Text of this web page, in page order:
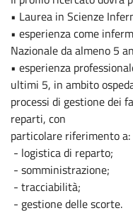
• Laurea in Scienze
• esperienza come
Nazionale da almeno 5
• esperienza
ultimi 5, in ambito
processi di gestione dei
reparti, con
particolare riferimento a:
- logistica di reparto;
- somministrazione;
- tracciabilità;
- gestione delle scorte.